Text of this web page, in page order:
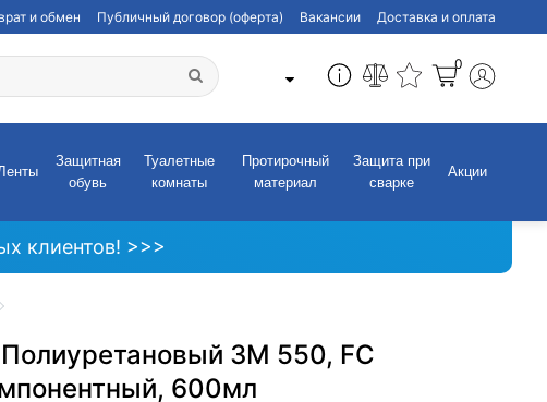
и обмен Публичный договор (оферта) Вакансии Доставка и оплата
0
Защитная
обувь
Туалетные
комнаты
Протирочный
материал
Защита при
сварке
Акции
клиентов! >>>
3M 550, FC
600мл